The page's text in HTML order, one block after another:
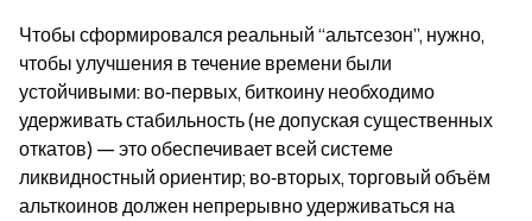
Чтобы сформировался реальный “альтсезон”, нужно,
чтобы улучшения в течение времени были
устойчивыми: во‑первых, биткоину необходимо
удерживать стабильность (не допуская существенных
откатов) — это обеспечивает всей системе
ликвидностный ориентир; во‑вторых, торговый объём
альткоинов должен непрерывно удерживаться на